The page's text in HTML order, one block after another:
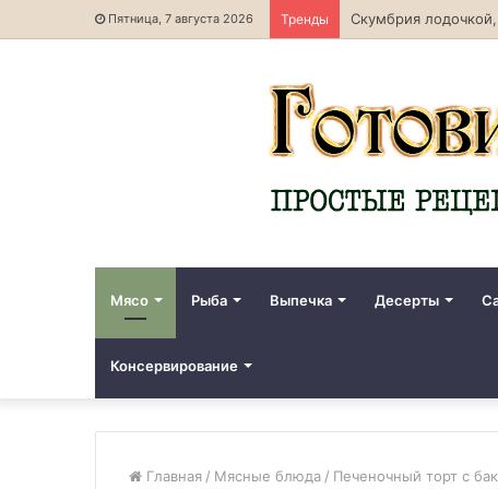
Пятница, 7 августа 2026 Тренды Скумбрия
Мясо Рыба Выпечка Десерты
Консервирование
Главная / Мясные блюда / Печеночный торт с